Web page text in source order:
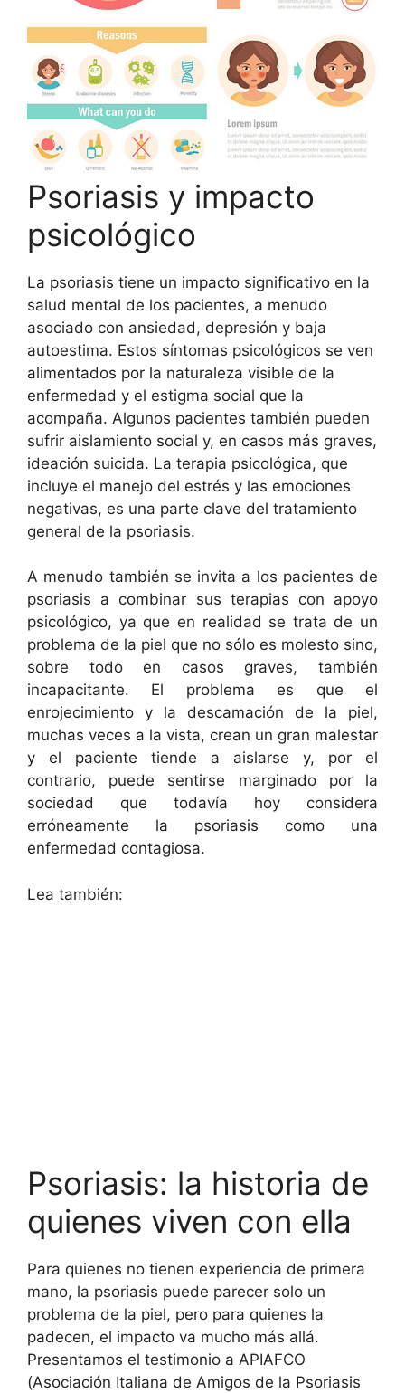
Psoriasis y impacto
psicológico
La psoriasis tiene un impacto significativo en la
salud mental de los pacientes, a menudo
asociado con ansiedad, depresión y baja
autoestima. Estos síntomas psicológicos se ven
alimentados por la naturaleza visible de la
enfermedad y el estigma social que la
acompaña. Algunos pacientes también pueden
sufrir aislamiento social y, en casos más graves,
ideación suicida. La terapia psicológica, que
incluye el manejo del estrés y las emociones
negativas, es una parte clave del tratamiento
general de la psoriasis.
A menudo también se invita a los pacientes de
psoriasis a combinar sus terapias con apoyo
psicológico, ya que en realidad se trata de un
problema de la piel que no sólo es molesto sino,
sobre todo en casos graves, también
incapacitante. El problema es que el
enrojecimiento y la descamación de la piel,
muchas veces a la vista, crean un gran malestar
y el paciente tiende a aislarse y, por el
contrario, puede sentirse marginado por la
sociedad que todavía hoy considera
erróneamente la psoriasis como una
enfermedad contagiosa.
Lea también:
Psoriasis: la historia de
quienes viven con ella
Para quienes no tienen experiencia de primera
mano, la psoriasis puede parecer solo un
problema de la piel, pero para quienes la
padecen, el impacto va mucho más allá.
Presentamos el testimonio a APIAFCO
(Asociación Italiana de Amigos de la Psoriasis